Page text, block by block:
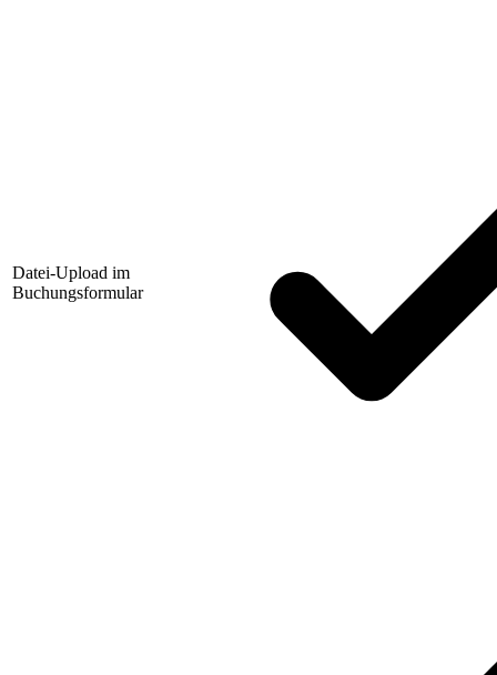
Datei-Upload im
Buchungsformular